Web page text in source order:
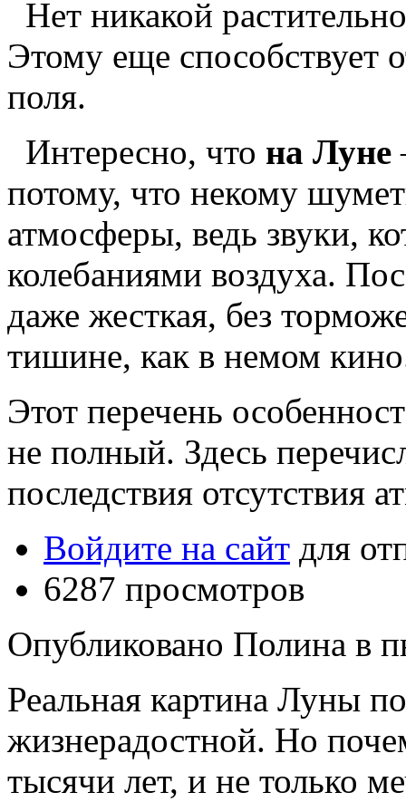
Нет никакой
Этому еще способствует
поля.
Интересно, что на Луне
потому, что некому
атмосферы, ведь звуки,
колебаниями воздуха.
даже жесткая, без
тишине, как в немом
Этот перечень
не полный. Здесь
последствия отсутствия
Войдите на сайт для
6287 просмотров
Опубликовано Полина в
Реальная картина Луны
жизнерадостной. Но
тысячи лет, и не только